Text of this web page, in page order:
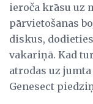
ieroča krāsu uz
pārvietošanas
diskus,
vakariņā. Kad
atrodas uz
Genesect